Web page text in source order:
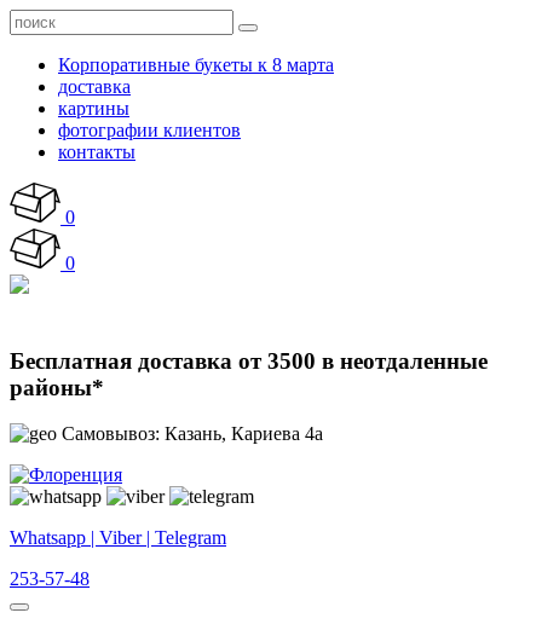
Корпоративные букеты к 8 марта
доставка
картины
фотографии клиентов
контакты
0
0
Бесплатная доставка от 3500 в неотдаленные
районы*
Самовывоз: Казань, Кариева 4а
Whatsapp | Viber | Telegram
253-57-48